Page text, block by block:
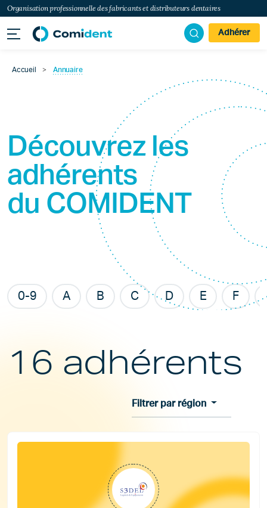
Organisation professionnelle des fabricants et distributeurs dentaires
Adhérer
Accueil > Annuaire
Découvrez les
adhérents
du COMIDENT
0-9 A B C D E F
16 adhérents
Filtrer par région